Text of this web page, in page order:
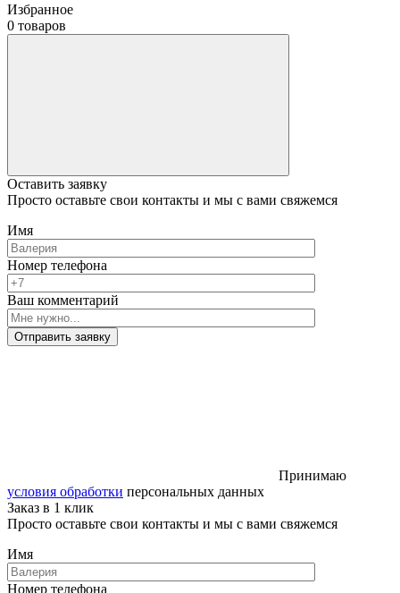
Избранное
0 товаров
Оставить заявку
Просто оставьте свои контакты и мы с вами свяжемся
Имя
Номер телефона
Ваш комментарий
Отправить заявку
Принимаю
условия обработки персональных данных
Заказ в 1 клик
Просто оставьте свои контакты и мы с вами свяжемся
Имя
Номер телефона